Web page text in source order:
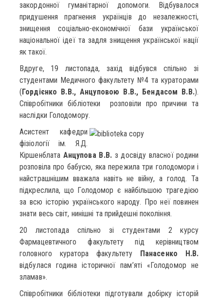
закордонної гуманітарної допомоги. Відбувалося
придушення прагнення українців до незалежності,
знищення соціально-економічної бази української
національної ідеї та задля знищення української нації
як такої.
Вдруге, 19 листопада, захід відбувся спільно зі
студентами Медичного факультету №4 та кураторами
(Гордієнко В.В., Анцуповою В.В., Бендасом В.В.).
Співробітники бібліотеки розповіли про причини та
наслідки Голодомору.
Асистент кафедри
фізіології ім. Я.Д.
Кіршенблата Анцупова В.В.з досвіду власної родини
розповіла про бабусю, яка пережила три голодомори і
найстрашнішим вважала навіть не війну, а голод. Та
підкреслила, що Голодомор є найбільшою трагедією
за всю історію українського народу. Про неї повинен
знати весь світ, нинішні та прийдешні покоління.
20 листопада спільно зі студентами 2 курсу
Фармацевтичного факультету під керівництвом
головного куратора факультету Панасенко Н.В.
відбулася година історичної пам’яті «Голодомор не
зламав».
Співробітники бібліотеки підготували добірку історій